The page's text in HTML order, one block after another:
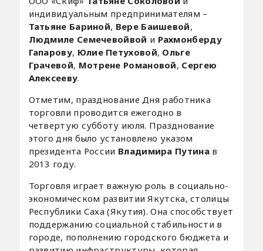
индивидуальным предпринимателям –
Татьяне Бариной, Вере Баишевой,
Людмиле Семечевойвой и Рахмонберду
Гапарову, Юлие Петуховой, Ольге
Грачевой, Мотрене Романовой, Сергею
Алексееву.
Отметим, празднование Дня работника
торговли проводится ежегодно в
четвертую субботу июля. Празднование
этого дня было установлено указом
президента России Владимира Путинав
2013 году.
Торговля играет важную роль в социально-
экономическом развитии Якутска, столицы
Республики Саха (Якутия). Она способствует
поддержанию социальной стабильности в
городе, пополнению городского бюджета и